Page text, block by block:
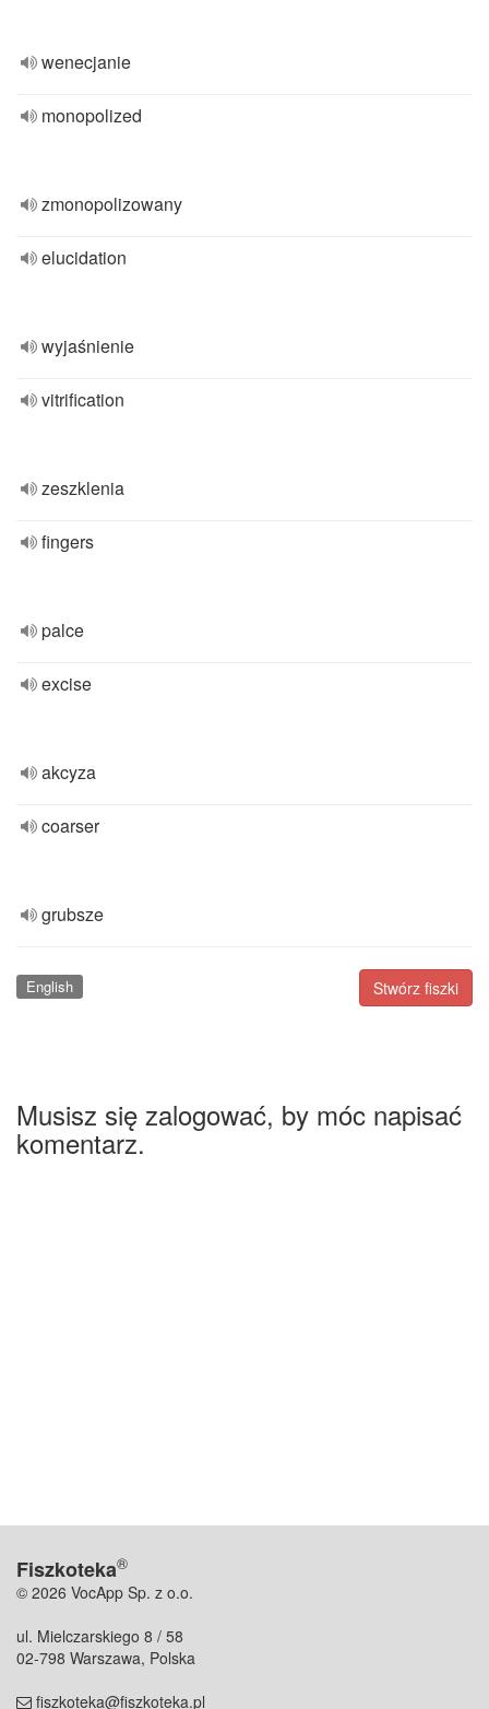
wenecjanie
monopolized
zmonopolizowany
elucidation
wyjaśnienie
vitrification
zeszklenia
fingers
palce
excise
akcyza
coarser
grubsze
Stwórz fiszki
English
Musisz się zalogować, by móc napisać
komentarz.
Fiszkoteka®
© 2026 VocApp Sp. z o.o.
ul. Mielczarskiego 8 / 58
02-798 Warszawa, Polska
fiszkoteka@fiszkoteka.pl